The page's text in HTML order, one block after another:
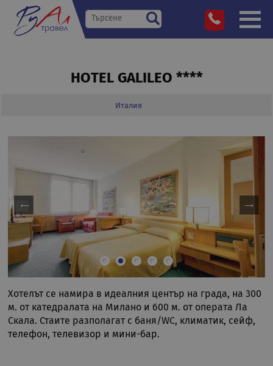
HOTEL GALILEO ****
Италия
Хотелът се намира в идеалния център на града, на 300
м. от катедралата на Милано и 600 м. от операта Ла
Скала. Стаите разполагат с баня/WC, климатик, сейф,
телефон, телевизор и мини-бар.